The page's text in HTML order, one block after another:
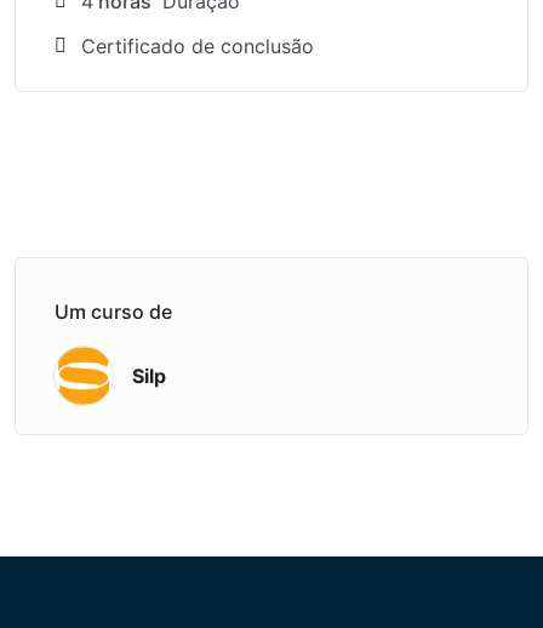
Certificado de conclusão
Um curso de
Silp